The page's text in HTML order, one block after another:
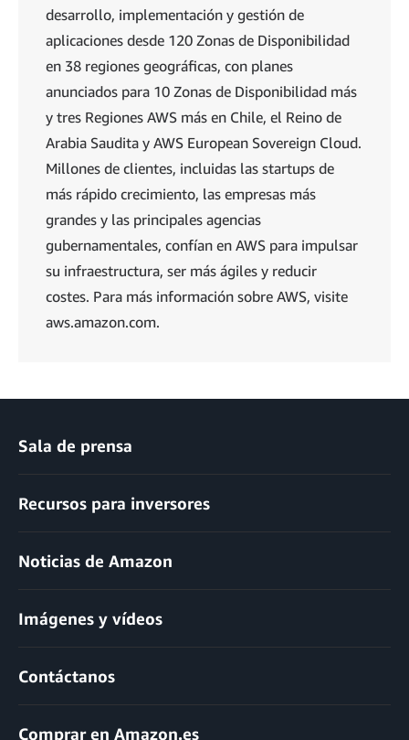
desarrollo, implementación y gestión de
aplicaciones desde 120 Zonas de Disponibilidad
en 38 regiones geográficas, con planes
anunciados para 10 Zonas de Disponibilidad más
y tres Regiones AWS más en Chile, el Reino de
Arabia Saudita y AWS European Sovereign Cloud.
Millones de clientes, incluidas las startups de
más rápido crecimiento, las empresas más
grandes y las principales agencias
gubernamentales, confían en AWS para impulsar
su infraestructura, ser más ágiles y reducir
costes. Para más información sobre AWS, visite
aws.amazon.com.
Sala de prensa
Recursos para inversores
Noticias de Amazon
Imágenes y vídeos
Contáctanos
Comprar en Amazon.es